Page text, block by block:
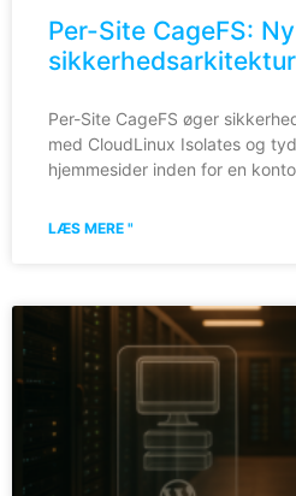
Per-Site CageFS: Ny
Per-Site CageFS øger
med CloudLinux Isolates og
hjemmesider inden for en
LÆS MERE "